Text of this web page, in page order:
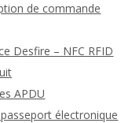
de commande
Desfire – NFC RFID
APDU
électronique